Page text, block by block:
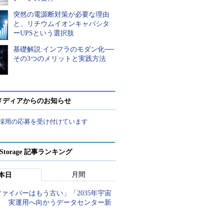
突然の電源断対策が必要な理由
と、リチウムイオンキャパシタ
ーUPSという選択肢
基礎解説:インフラのモダン化──
その3つのメリットと実践方法
ディアからのお知らせ
用の応募を受け付けています
記事ランキング
日 月間
ァイバーはもう古い」「2035年宇宙
実運用へ向かうデータセンター新